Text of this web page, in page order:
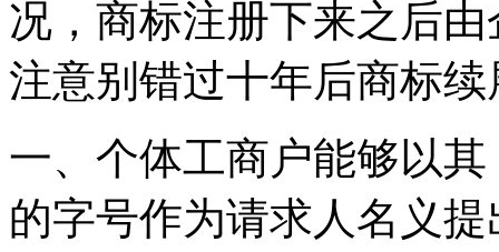
况，商标注册下来之后
注意别错过十年后商标
一、个体工商户能够以
的字号作为请求人名义